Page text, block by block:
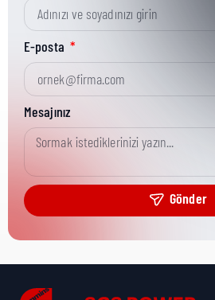
Kısa Parça No:
Ürün Grubu:
Ürün Kategorisi:
Nakliye Yüksekliği:
Nakliye Uzunluğu:
E-posta
Mesajınız
Gönder